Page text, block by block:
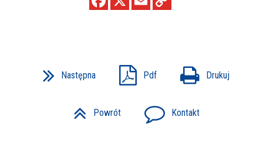
Następna Pdf Drukuj
Powrót Kontakt